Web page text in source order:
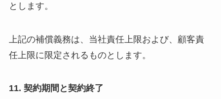
とします。
上記の補償義務は、当社責任上限および、顧客責
任上限に限定されるものとします。
11. 契約期間と契約終了